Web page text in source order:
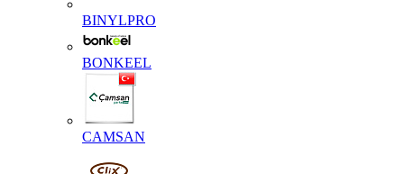
BINYLPRO
BONKEEL
CAMSAN